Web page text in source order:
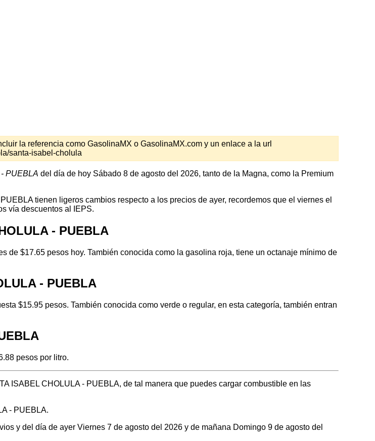
la referencia como GasolinaMX o GasolinaMX.com y un enlace a la url
santa-isabel-cholula
PUEBLA del día de hoy Sábado 8 de agosto del 2026, tanto de la Magna, como la Premium
tienen ligeros cambios respecto a los precios de ayer, recordemos que el viernes el
vía descuentos al IEPS.
- PUEBLA
de $17.65 pesos hoy. También conocida como la gasolina roja, tiene un octanaje mínimo de
- PUEBLA
$15.95 pesos. También conocida como verde o regular, en esta categoría, también entran
pesos por litro.
ISABEL CHOLULA - PUEBLA, de tal manera que puedes cargar combustible en las
- PUEBLA.
y del día de ayer Viernes 7 de agosto del 2026 y de mañana Domingo 9 de agosto del